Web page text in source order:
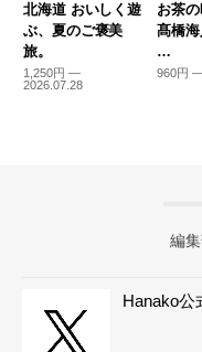
北海道 おいしく遊
ぶ、夏のご褒美
旅。
1,250円 —
2026.07.28
お茶
髙橋
…
960円
編
Hanako公